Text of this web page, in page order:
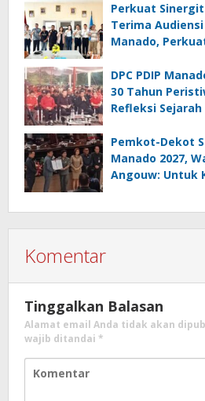
Perkuat
Terima
Manado,
Keimigrasian
DPC PDIP
30 Tahun
Refleksi Sejarah
Pemkot-Dekot
Manado 2027,
Angouw: Untuk
Komentar
Tinggalkan Balasan
Alamat email Anda tidak akan
wajib ditandai *